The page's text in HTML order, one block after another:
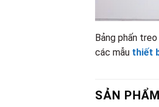
Bảng phấn
các mẫu thiết
SẢN